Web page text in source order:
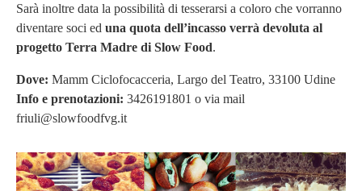
Sarà inoltre data la possibilità di tesserarsi a coloro che vorranno
diventare soci ed una quota dell’incasso verrà devoluta al
progetto Terra Madre di Slow Food.
Dove: Mamm Ciclofocacceria, Largo del Teatro, 33100 Udine
Info e prenotazioni: 3426191801 o via mail
friuli@slowfoodfvg.it